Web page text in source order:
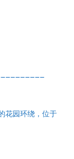
花园环绕，位于